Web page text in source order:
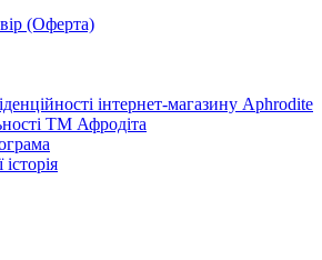
(Оферта)
інтернет-магазину Aphrodite
ТМ Афродіта